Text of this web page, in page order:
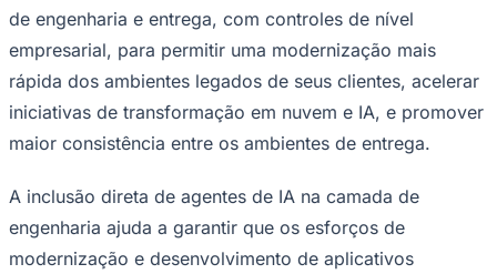
de engenharia e entrega, com controles de nível
empresarial, para permitir uma modernização mais
rápida dos ambientes legados de seus clientes, acelerar
iniciativas de transformação em nuvem e IA, e promover
maior consistência entre os ambientes de entrega.
A inclusão direta de agentes de IA na camada de
engenharia ajuda a garantir que os esforços de
modernização e desenvolvimento de aplicativos